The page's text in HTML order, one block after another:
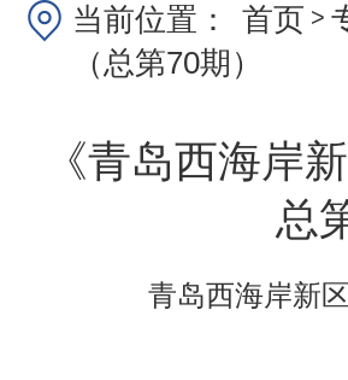
当前位置： 首页 >
（总第70期）
《青岛西海岸
总
青岛西海岸新